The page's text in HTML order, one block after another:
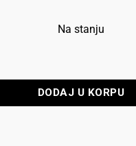
Na stanju
i Spacer za romobil količina
DODAJ U KORPU